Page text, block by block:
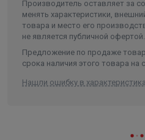
Производитель оставляет за
менять характеристики,
товара и место его
не является публичной офертой.
Предложение по продаже
срока наличия этого товара на
Нашли ошибку в